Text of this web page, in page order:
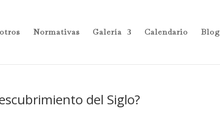
Normativas Galería Calendario Blog
del Siglo?